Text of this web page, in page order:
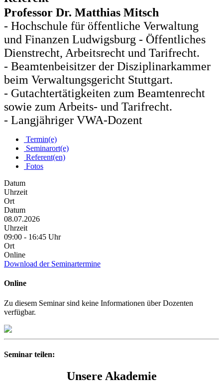
Professor Dr. Matthias Mitsch
- Hochschule für öffentliche Verwaltung
und Finanzen Ludwigsburg - Öffentliches
Dienstrecht, Arbeitsrecht und Tarifrecht.
- Beamtenbeisitzer der Disziplinarkammer
beim Verwaltungsgericht Stuttgart.
- Gutachtertätigkeiten zum Beamtenrecht
sowie zum Arbeits- und Tarifrecht.
- Langjähriger VWA-Dozent
Termin(e)
Seminarort(e)
Referent(en)
Fotos
Datum
Uhrzeit
Ort
Datum
08.07.2026
Uhrzeit
09:00 - 16:45 Uhr
Ort
Online
Download der Seminartermine
Online
Zu diesem Seminar sind keine Informationen über Dozenten
verfügbar.
Seminar teilen:
Unsere Akademie